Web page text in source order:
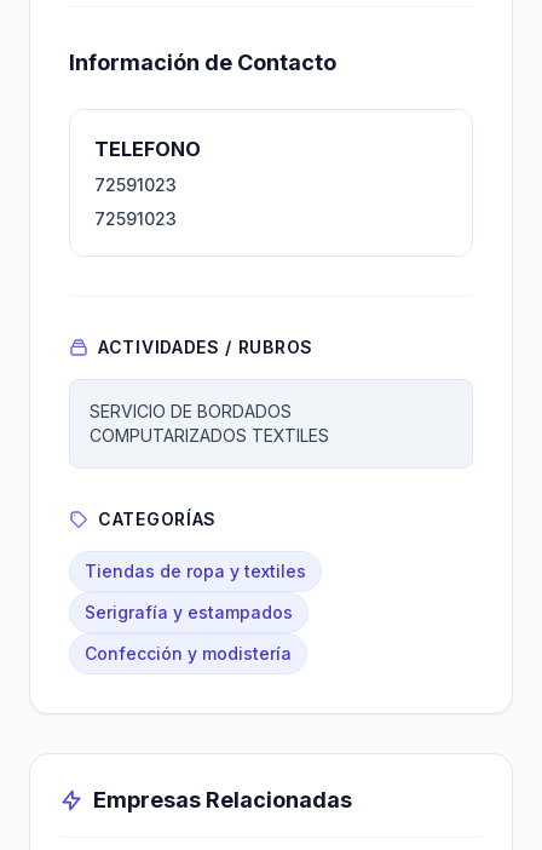
Información de Contacto
TELEFONO
72591023
72591023
ACTIVIDADES / RUBROS
SERVICIO DE BORDADOS
COMPUTARIZADOS TEXTILES
CATEGORÍAS
Tiendas de ropa y textiles
Serigrafía y estampados
Confección y modistería
Empresas Relacionadas